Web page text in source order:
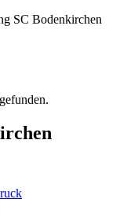
SC Bodenkirchen